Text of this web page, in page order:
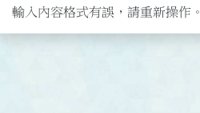
輸入內容格式有誤，請重新操作。